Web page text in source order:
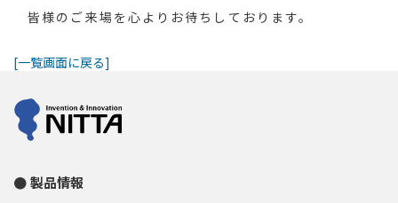
皆様のご来場を⼼よりお待ちしております。
[一覧画面に戻る]
製品情報